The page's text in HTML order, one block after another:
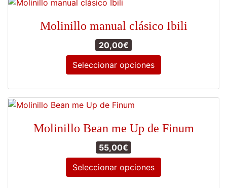
tiene
variantes.
Las
opciones
se
elegir
en
página
de
producto
Molinillo manual clásico Ibili
20,00€
Seleccionar opciones
producto
tiene
variantes.
Las
opciones
se
Molinillo Bean me Up de Finum
55,00€
Seleccionar opciones